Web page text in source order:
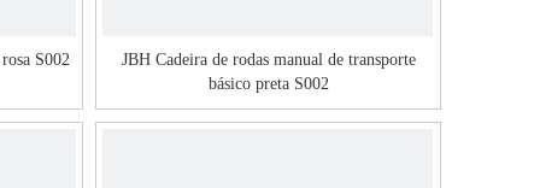
S002
JBH Cadeira de rodas manual de transporte
básico preta S002